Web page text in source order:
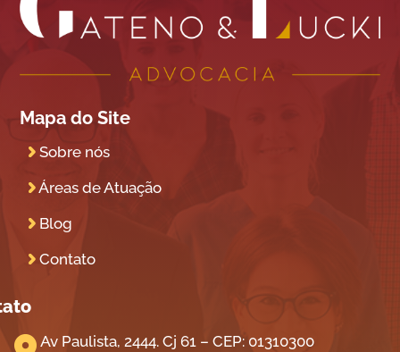
Mapa do Site
Sobre nós
Áreas de Atuação
Blog
Contato
Av Paulista, 2444. Cj 61 – CEP: 01310300